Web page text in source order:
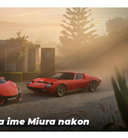
ime Miura nakon